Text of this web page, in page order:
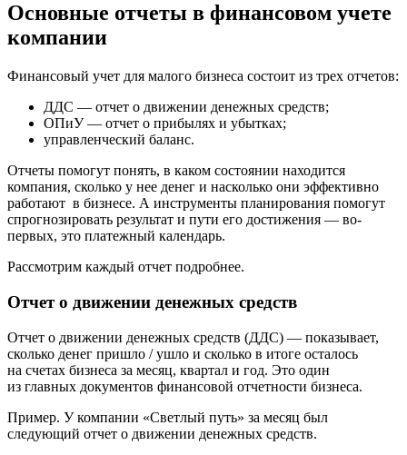
Основные отчеты в финансовом учете
компании
Финансовый учет для малого бизнеса состоит из трех отчетов:
ДДС — отчет о движении денежных средств;
ОПиУ — отчет о прибылях и убытках;
управленческий баланс.
Отчеты помогут понять, в каком состоянии находится
компания, сколько у нее денег и насколько они эффективно
работают в бизнесе. А инструменты планирования помогут
спрогнозировать результат и пути его достижения — во-
первых, это платежный календарь.
Рассмотрим каждый отчет подробнее.
Отчет о движении денежных средств
Отчет о движении денежных средств (ДДС) — показывает,
сколько денег пришло / ушло и сколько в итоге осталось
на счетах бизнеса за месяц, квартал и год. Это один
из главных документов финансовой отчетности бизнеса.
Пример. У компании «Светлый путь» за месяц был
следующий отчет о движении денежных средств.